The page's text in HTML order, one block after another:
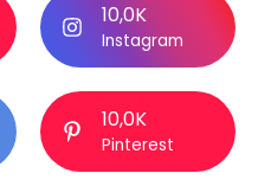
10,0K
Instagram
10,0K
Pinterest